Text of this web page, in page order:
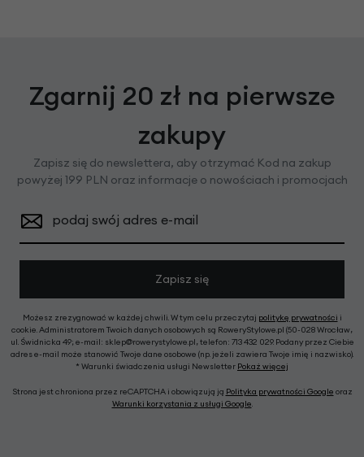
Zgarnij 20 zł na pierwsze
zakupy
Zapisz się do newslettera, aby otrzymać Kod na zakup
powyżej 199 PLN oraz informacje o nowościach i promocjach
podaj swój adres e-mail
Zapisz się
Możesz zrezygnować w każdej chwili. W tym celu przeczytaj politykę prywatności i
cookie. Administratorem Twoich danych osobowych są RoweryStylowe.pl (50-028 Wrocław,
ul. Świdnicka 49; e-mail: sklep@rowerystylowe.pl, telefon: 713 432 029. Podany przez Ciebie
adres e-mail może stanowić Twoje dane osobowe (np. jeżeli zawiera Twoje imię i nazwisko).
* Warunki świadczenia usługi Newsletter Pokaż więcej
Strona jest chroniona przez reCAPTCHA i obowiązują ją Polityka prywatności Google oraz
Warunki korzystania z usługi Google.